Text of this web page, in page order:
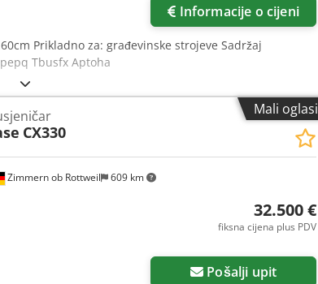
Informacije o cijeni
Prikladno za: građevinske strojeve Sadržaj
Tbusfx Aptoha
Mali oglasi
Zimmern ob Rottweil 609 km
CX330
32.500 €
fiksna cijena plus PDV
Pošalji upit